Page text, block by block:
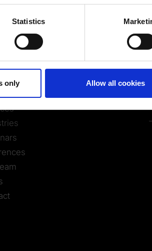
be accurate to within several meters
(fingerprinting)
preferences in the
Statistics
only Allow all cookies